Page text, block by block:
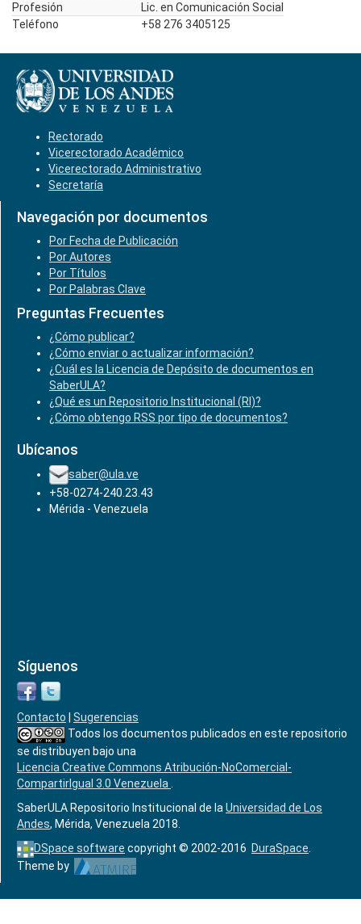
Profesión
Lic. en Comunicación Social
Teléfono
+58 276 3405125
Rectorado
Vicerectorado Académico
Vicerectorado Administrativo
Secretaría
Navegación por documentos
Por Fecha de Publicación
Por Autores
Por Títulos
Por Palabras Clave
Preguntas Frecuentes
¿Cómo publicar?
¿Cómo enviar o actualizar información?
¿Cuál es la Licencia de Depósito de documentos en
SaberULA?
¿Qué es un Repositorio Institucional (RI)?
¿Cómo obtengo RSS por tipo de documentos?
Ubícanos
saber@ula.ve
+58-0274-240.23.43
Mérida - Venezuela
Síguenos
Contacto
Sugerencias
Todos los documentos publicados en este repositorio
se distribuyen bajo una
Licencia Creative Commons Atribución-NoComercial-
CompartirIgual 3.0 Venezuela
SaberULA Repositorio Institucional de la Universidad de Los
Andes, Mérida, Venezuela 2018.
DSpace software copyright © 2002-2016 DuraSpace
Theme by